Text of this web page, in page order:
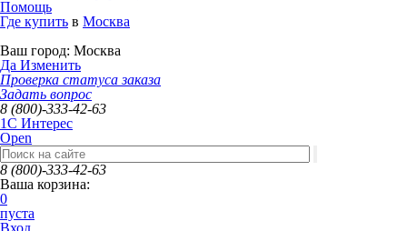
Помощь
Где купить в Москва
Ваш город: Москва
Да Изменить
Проверка статуса заказа
Задать вопрос
8 (800)-333-42-63
1C Интерес
Open
8 (800)-333-42-63
Ваша корзина:
0
пуста
Вход